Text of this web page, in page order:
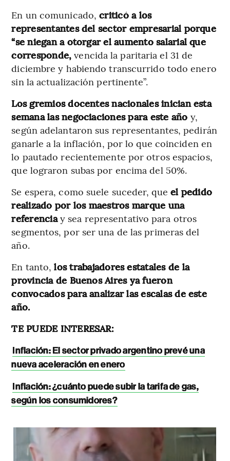
En un comunicado,criticó a los
representantes del sector empresarial porque
“se niegan a otorgar el aumento salarial que
corresponde, vencida la paritaria el 31 de
diciembre y habiendo transcurrido todo enero
sin la actualización pertinente”.
Los gremios docentes nacionales inician esta
semana las negociaciones para este año y,
según adelantaron sus representantes, pedirán
ganarle a la inflación, por lo que coinciden en
lo pautado recientemente por otros espacios,
que lograron subas por encima del 50%.
Se espera, como suele suceder, que el pedido
realizado por los maestros marque una
referenciay sea representativo para otros
segmentos, por ser una de las primeras del
año.
En tanto,los trabajadores estatales de la
provincia de Buenos Aires ya fueron
convocados para analizar las escalas de este
año.
TE PUEDE INTERESAR:
Inflación: El sector privado argentino prevé una
nueva aceleración en enero
Inflación: ¿cuánto puede subir la tarifa de gas,
según los consumidores?